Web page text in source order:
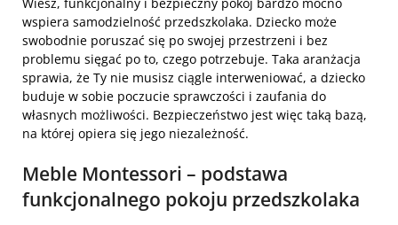
wspiera samodzielność przedszkolaka. Dziecko może
swobodnie poruszać się po swojej przestrzeni i bez
problemu sięgać po to, czego potrzebuje. Taka aranżacja
sprawia, że Ty nie musisz ciągle interweniować, a dziecko
buduje w sobie poczucie sprawczości i zaufania do
własnych możliwości. Bezpieczeństwo jest więc taką bazą,
na której opiera się jego niezależność.
Meble Montessori – podstawa
funkcjonalnego pokoju przedszkolaka